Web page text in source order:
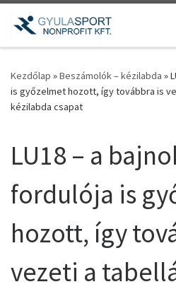
Teljes tartalom megjelenítése
Kezdőlap »Beszámolók – kézilabda »
is győzelmet hozott, így továbbra is
kézilabda csapat
LU18 – a
fordulója is
hozott, így
vezeti a